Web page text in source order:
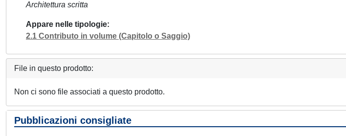
Architettura scritta
Appare nelle tipologie
2.1 Contributo in volume (Capitolo o Saggio)
File in questo prodotto:
Non ci sono file associati a questo prodotto.
Pubblicazioni consigliate